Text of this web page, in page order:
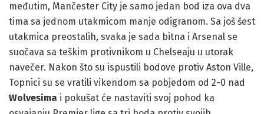
međutim, Mančester City je samo jedan bod iza ova dva
tima sa jednom utakmicom manje odigranom. Sa još šest
utakmica preostalih, svaka je sada bitna i Arsenal se
suočava sa teškim protivnikom u Chelseaju u utorak
navečer. Nakon što su ispustili bodove protiv Aston Ville,
Topnici su se vratili vikendom sa pobjedom od 2-0 nad
Wolvesima i pokušat će nastaviti svoj pohod ka